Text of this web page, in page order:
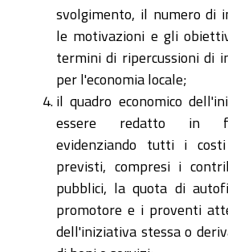
svolgimento, il numero di
le motivazioni e gli
termini di ripercussioni di
per l'economia locale;
il quadro economico
essere redatto in
evidenziando tutti i
previsti, compresi i
pubblici, la quota di
promotore e i proventi
dell'iniziativa stessa o